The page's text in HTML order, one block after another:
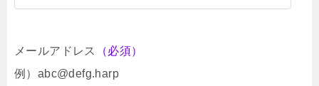
メールアドレス
（必須）
例）abc@defg.harp